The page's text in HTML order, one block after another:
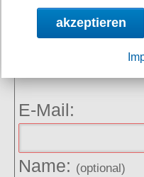
NEWSLETTER
Angebote, Rabatte
E-Mail:
Name: (optional)
akzeptieren